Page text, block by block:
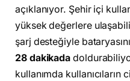
açıklanıyor. Şehir içi
yüksek değerlere
şarj desteğiyle
28 dakikada
kullanımda kullanıcıların